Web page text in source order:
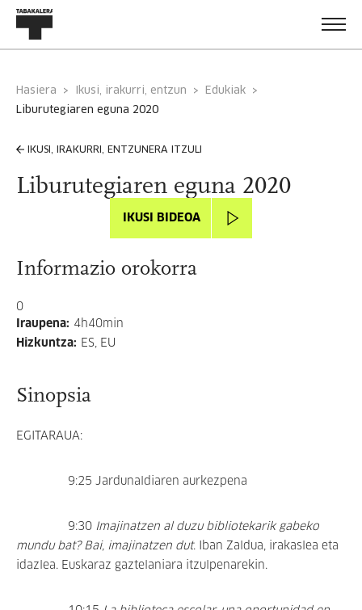
Hasiera Ikusi, irakurri, entzun
Edukiak
liburutegiaren eguna 2020
IKUSI, IRAKURRI, ENTZUNERA ITZULI
Liburutegiaren eguna 2020
IKUSI BIDEOA
Informazio orokorra
0
Iraupena: 4h40min
Hizkuntza: ES, EU
Sinopsia
EGITARAUA:
9:25 Jardunaldiaren aurkezpena
9:30 Imajinatzen al duzu bibliotekarik gabeko
mundu bat? Bai, imajinatzen dut. Iban Zaldua, irakaslea eta
idazlea. Euskaraz gaztelaniara itzulpenarekin.